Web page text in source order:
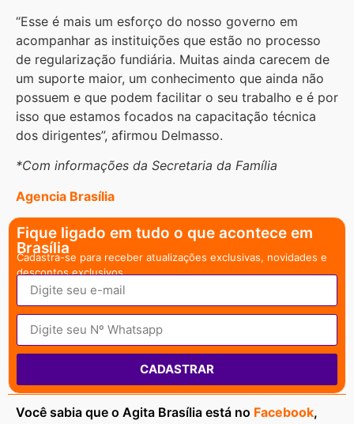
“Esse é mais um esforço do nosso governo em
acompanhar as instituições que estão no processo
de regularização fundiária. Muitas ainda carecem de
um suporte maior, um conhecimento que ainda não
possuem e que podem facilitar o seu trabalho e é por
isso que estamos focados na capacitação técnica
dos dirigentes”, afirmou Delmasso.
*Com informações da Secretaria da Família
Agencia Brasília
Fique ligado em tudo o que acontece em
Brasília
Cadastra-se para receber atualizações exclusivas, novidades e
descontos exclusivos.
CADASTRAR
Você sabia que o Agita Brasília está no Facebook,